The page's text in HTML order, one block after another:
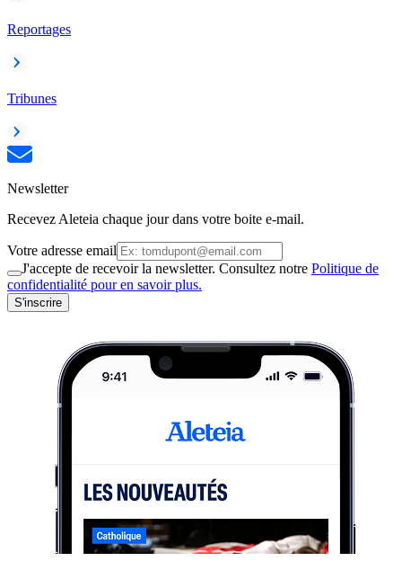
Reportages
Tribunes
Newsletter
Recevez Aleteia chaque jour dans votre boite e-mail.
Votre adresse email
J'accepte de recevoir la newsletter. Consultez notre Politique de
confidentialité pour en savoir plus.
S'inscrire